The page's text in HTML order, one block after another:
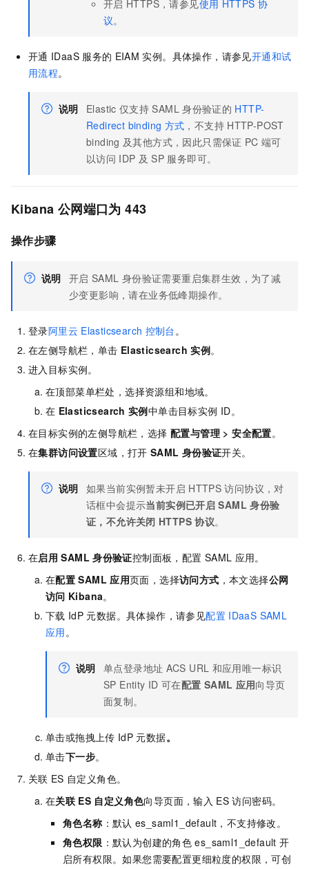
开启 HTTPS，请参见使用 HTTPS 协
议。
开通 IDaaS 服务的 EIAM 实例。 具体操作，请参见开通和试
用流程。
说明 Elastic 仅支持 SAML 身份验证的 HTTP-
Redirect binding 方式 ，不支持 HTTP-POST
binding 及其他方式，因此只需保证 PC 端可
以访问 IDP 及 SP 服务即可。
Kibana 公网端口为 443
操作步骤
说明 开启 SAML 身份验证需要重启集群生效，为了减
少变更影响，请在业务低峰期操作。
登录阿里云 Elasticsearch 控制台。
在左侧导航栏，单击 Elasticsearch 实例。
进入目标实例。
在顶部菜单栏处，选择资源组和地域。
在 Elasticsearch 实例中单击目标实例 ID。
在目标实例的左侧导航栏，选择 配置与管理 >安全配置。
在集群访问设置区域，打开 SAML 身份验证开关。
说明 如果当前实例暂未开启 HTTPS 访问协议，对
话框中会提示当前实例已开启 SAML 身份验
证，不允许关闭 HTTPS 协议。
在启用 SAML 身份验证控制面板，配置 SAML 应用。
在配置 SAML 应用页面，选择访问方式 ，本文选择公网
访问 Kibana。
下载 IdP 元数据。具体操作，请参见配置 IDaaS SAML
应用。
说明 单点登录地址 ACS URL 和应用唯一标识
SP Entity ID 可在配置 SAML 应用向导页
面复制。
单击或拖拽上传 IdP 元数据。
单击下一步。
关联 ES 自定义角色。
在关联 ES 自定义角色向导页面，输入 ES 访问密码。
角色名称 ：默认 es_saml1_default，不支持修改。
角色权限 ：默认为创建的角色 es_saml1_default 开
启所有权限。如果您需要配置更细粒度的权限，可创